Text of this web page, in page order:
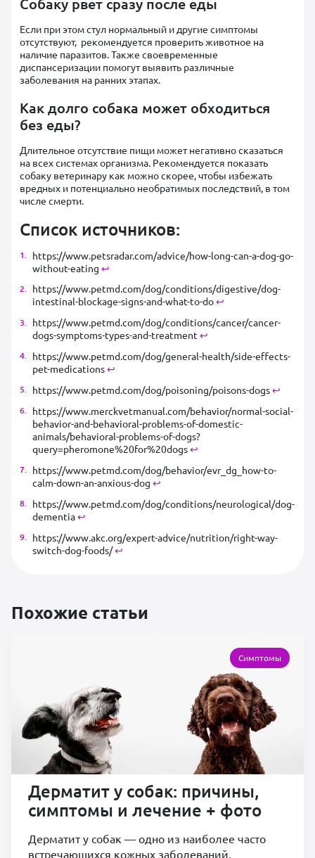
Если при этом стул нормальный и другие симптомы
отсутствуют, рекомендуется проверить животное на
наличие паразитов. Также своевременные
диспансеризации помогут выявить различные
заболевания на ранних этапах.
Как долго собака может обходиться
без еды?
Длительное отсутствие пищи может негативно сказаться
на всех системах организма. Рекомендуется показать
собаку ветеринару как можно скорее, чтобы избежать
вредных и потенциально необратимых последствий, в том
числе смерти.
Список источников:
https://www.petsradar.com/advice/how-long-can-a-dog-go-
without-eating ↩︎
https://www.petmd.com/dog/conditions/digestive/dog-
intestinal-blockage-signs-and-what-to-do↩︎
https://www.petmd.com/dog/conditions/cancer/cancer-
dogs-symptoms-types-and-treatment ↩︎
https://www.petmd.com/dog/general-health/side-effects-
pet-medications↩︎
https://www.petmd.com/dog/poisoning/poisons-dogs↩︎
https://www.merckvetmanual.com/behavior/normal-social-
behavior-and-behavioral-problems-of-domestic-
animals/behavioral-problems-of-dogs?
query=pheromone%20for%20dogs↩︎
https://www.petmd.com/dog/behavior/evr_dg_how-to-
calm-down-an-anxious-dog ↩︎
https://www.petmd.com/dog/conditions/neurological/dog-
dementia↩︎
https://www.akc.org/expert-advice/nutrition/right-way-
switch-dog-foods/↩︎
Похожие статьи
Дерматит у собак: причины,
симптомы и лечение + фото
Дерматит у собак — одно из наиболее часто
встречающихся кожных заболеваний,
Симптомы